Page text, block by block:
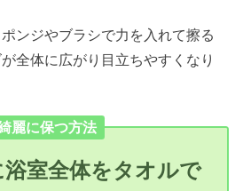
ンジやブラシで力を入れて擦る
全体に広がり目立ちやすくなり
麗に保つ方法
室全体をタオルで